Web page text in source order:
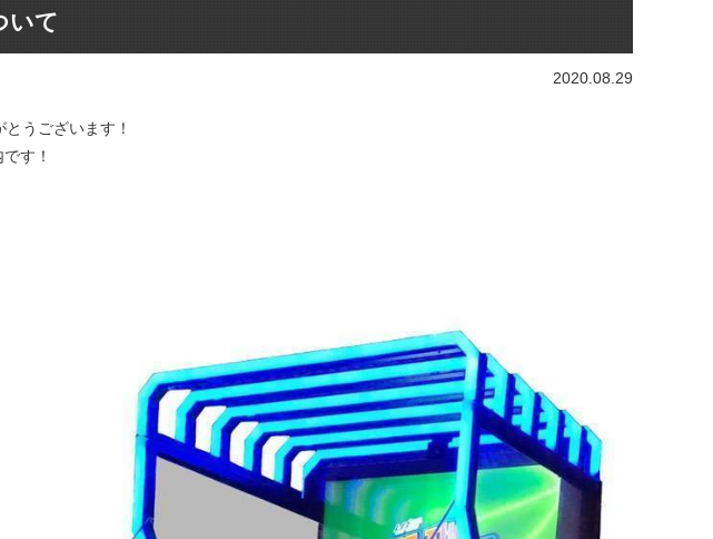
いて
2020.08.29
うございます！
す！